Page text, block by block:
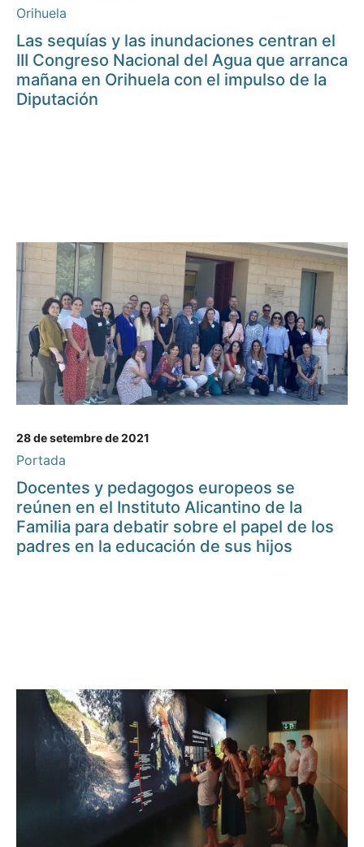
Orihuela
Las sequías y las inundaciones centran el
III Congreso Nacional del Agua que arranca
mañana en Orihuela con el impulso de la
Diputación
28 de setembre de 2021
Portada
Docentes y pedagogos europeos se
reúnen en el Instituto Alicantino de la
Familia para debatir sobre el papel de los
padres en la educación de sus hijos